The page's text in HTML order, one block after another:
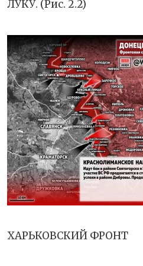
ЛУКУ. (Рис. 2.2)
ХАРЬКОВСКИЙ ФРОНТ